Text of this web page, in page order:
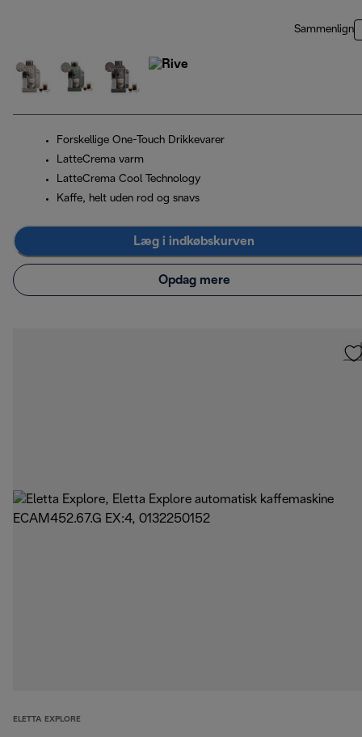
Sammenlign
Forskellige One-Touch Drikkevarer
LatteCrema varm
LatteCrema Cool Technology
Kaffe, helt uden rod og snavs
Læg i indkøbskurven
Opdag mere
ELETTA EXPLORE